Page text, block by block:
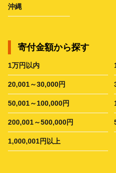
沖縄
寄付金額から探す
1万円以内
20,001～30,000円
50,001～100,000円
200,001～500,000円
1,000,001円以上